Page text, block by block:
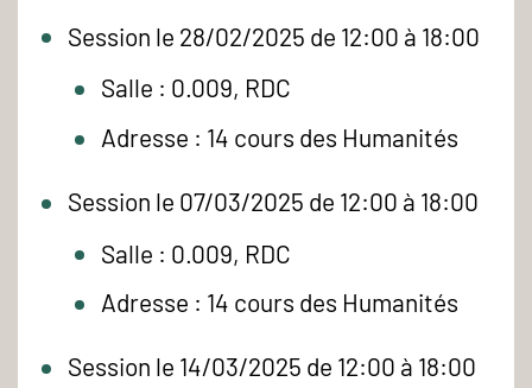
Session le 28/02/2025 de 12:00 à 18:00
Salle : 0.009, RDC
Adresse : 14 cours des Humanités
Session le 07/03/2025 de 12:00 à 18:00
Salle : 0.009, RDC
Adresse : 14 cours des Humanités
Session le 14/03/2025 de 12:00 à 18:00